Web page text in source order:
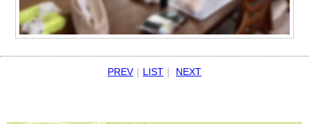
PREV｜ LIST ｜ NEXT